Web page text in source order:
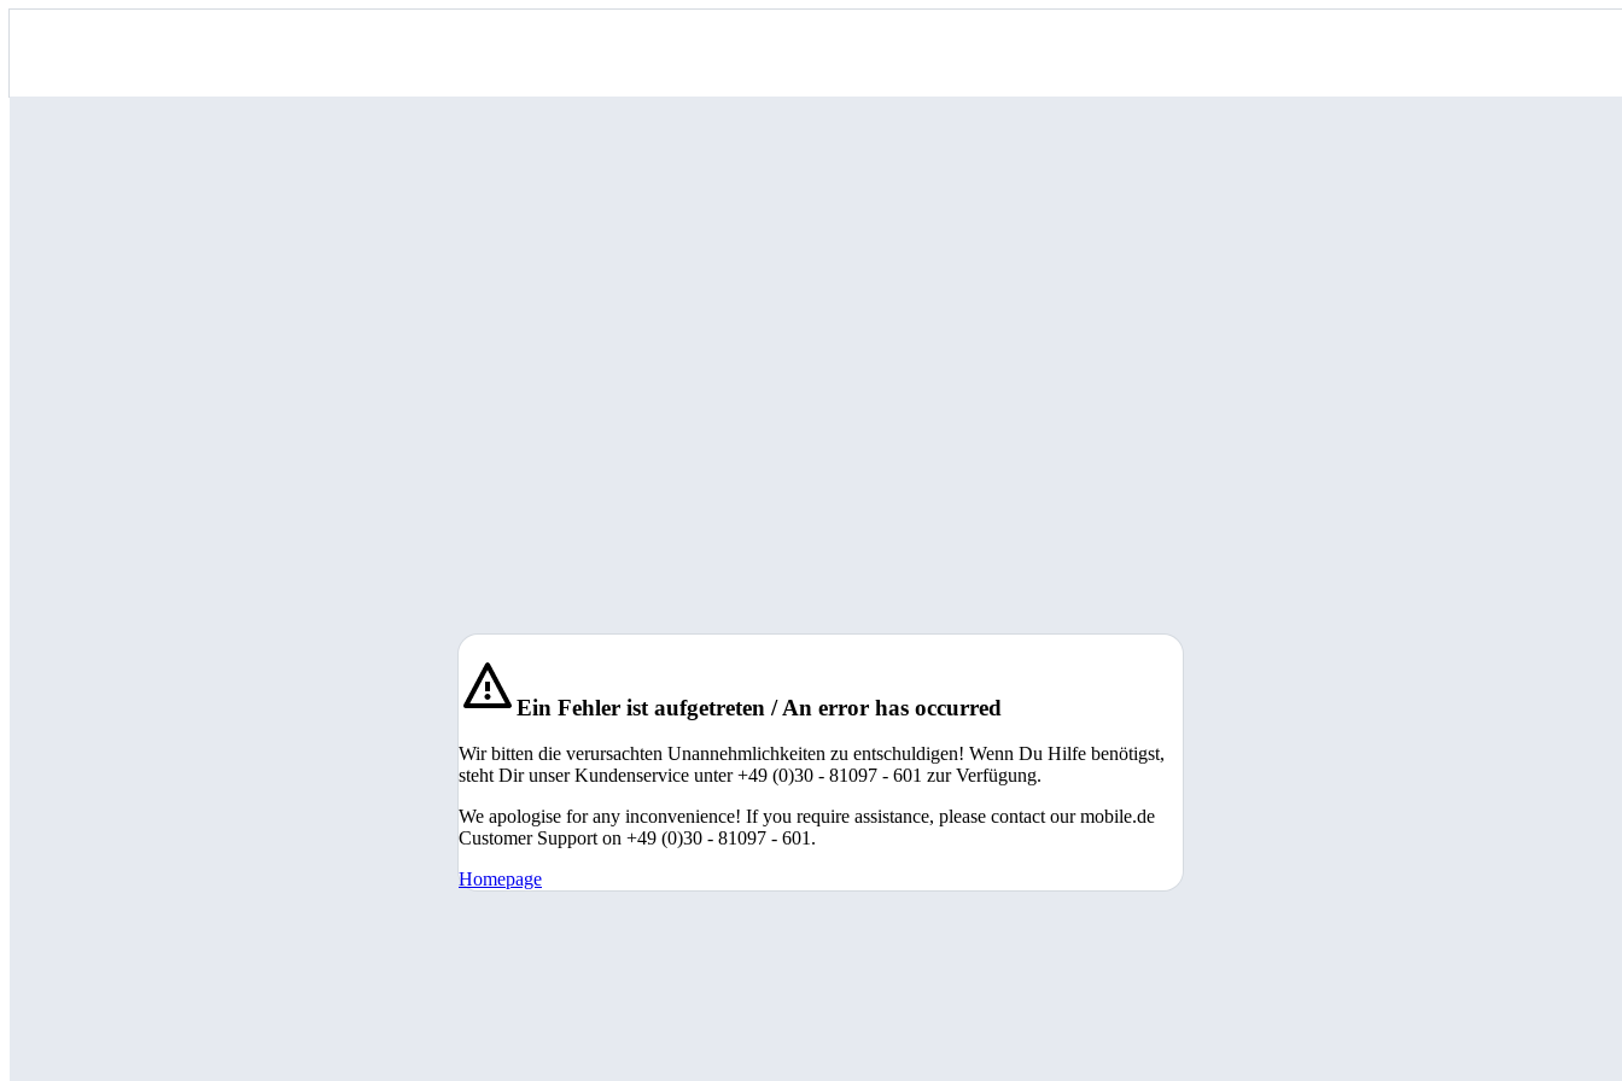
Ein Fehler ist aufgetreten / An error has occurred
Wir bitten die verursachten Unannehmlichkeiten zu entschuldigen! Wenn Du Hilfe benötigst,
steht Dir unser Kundenservice unter +49 (0)30 - 81097 - 601 zur Verfügung.
We apologise for any inconvenience! If you require assistance, please contact our mobile.de
Customer Support on +49 (0)30 - 81097 - 601.
Homepage